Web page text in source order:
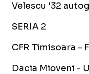
Velescu '32
SERIA 2
CFR Timisoara -
Dacia Mioveni -